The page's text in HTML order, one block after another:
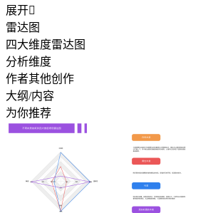
展开
雷达图
四大维度雷达图
分析维度
作者其他创作
大纲/内容
为你推荐